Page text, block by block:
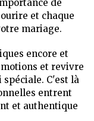
de
et chaque
mariage.
encore et
et revivre
C'est là
entrent
et authentique